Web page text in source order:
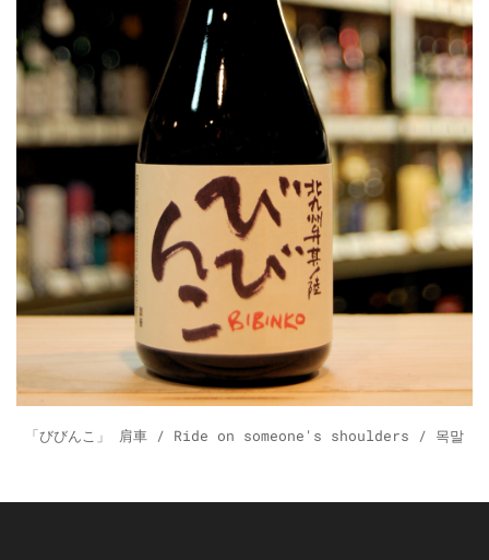
「びびんこ」 肩車 / Ride on someone's shoulders / 목말